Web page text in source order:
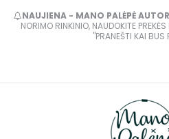
NAUJIENA - MANO PALĖPĖ
NORIMO RINKINIO, NAUDOKITE
"PRANEŠTI KAI BUS